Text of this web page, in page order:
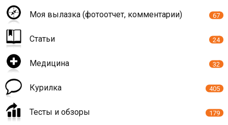
Моя вылазка (фотоотчет, комментарии) 67
Статьи 24
Медицина 32
Курилка 405
Тесты и обзоры 179